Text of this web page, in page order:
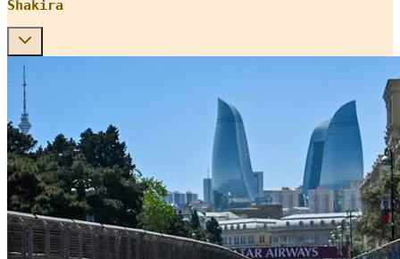
Shakira